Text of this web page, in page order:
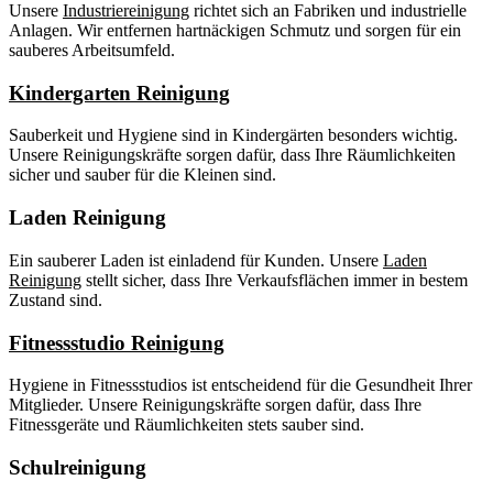
Unsere Industriereinigung richtet sich an Fabriken und industrielle
Anlagen. Wir entfernen hartnäckigen Schmutz und sorgen für ein
sauberes Arbeitsumfeld.
Kindergarten Reinigung
Sauberkeit und Hygiene sind in Kindergärten besonders wichtig.
Unsere Reinigungskräfte sorgen dafür, dass Ihre Räumlichkeiten
sicher und sauber für die Kleinen sind.
Laden Reinigung
Ein sauberer Laden ist einladend für Kunden. Unsere Laden
Reinigung stellt sicher, dass Ihre Verkaufsflächen immer in bestem
Zustand sind.
Fitnessstudio Reinigung
Hygiene in Fitnessstudios ist entscheidend für die Gesundheit Ihrer
Mitglieder. Unsere Reinigungskräfte sorgen dafür, dass Ihre
Fitnessgeräte und Räumlichkeiten stets sauber sind.
Schulreinigung